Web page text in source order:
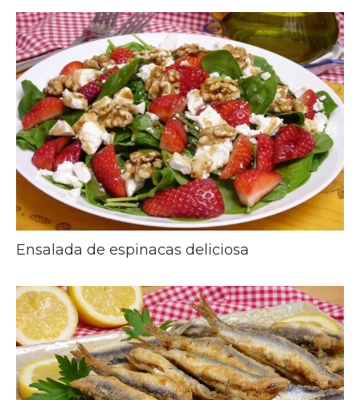
Ensalada de espinacas deliciosa